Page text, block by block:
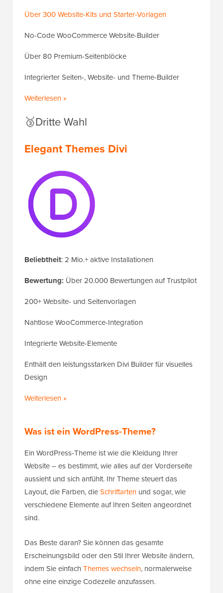
Über 300 Website-Kits und Starter-Vorlagen
No-Code WooCommerce Website-Builder
Über 80 Premium-Seitenblöcke
Integrierter Seiten-, Website- und Theme-Builder
Weiterlesen »
🥉Dritte Wahl
Elegant Themes Divi
Beliebtheit: 2 Mio.+ aktive Installationen
Bewertung: Über 20.000 Bewertungen auf Trustpilot
200+ Website- und Seitenvorlagen
Nahtlose WooCommerce-Integration
Integrierte Website-Elemente
Enthält den leistungsstarken Divi Builder für visuelles
Design
Weiterlesen »
Was ist ein WordPress-Theme?
Ein WordPress-Theme ist wie die Kleidung Ihrer
Website – es bestimmt, wie alles auf der Vorderseite
aussieht und sich anfühlt. Ihr Theme steuert das
Layout, die Farben, dieSchriftarten und sogar, wie
verschiedene Elemente auf Ihren Seiten angeordnet
sind.
Das Beste daran? Sie können das gesamte
Erscheinungsbild oder den Stil Ihrer Website ändern,
indem Sie einfachThemes wechseln, normalerweise
ohne eine einzige Codezeile anzufassen.